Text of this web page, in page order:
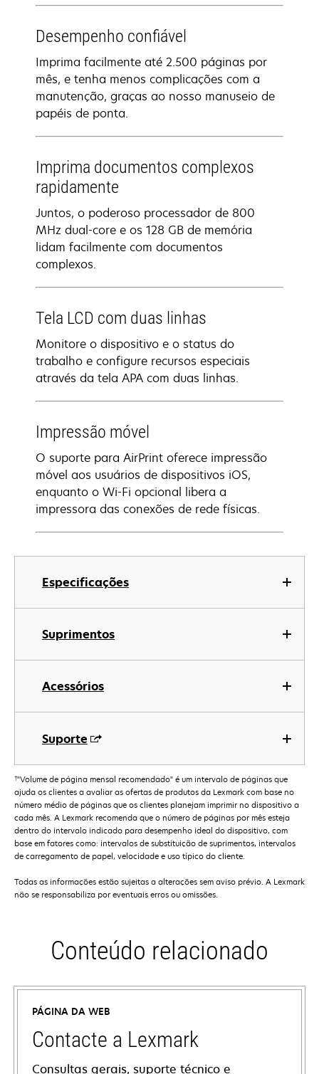
Especificações
Suprimentos
Acessórios
Suporte
Desempenho confiável
Imprima facilmente até 2.500 páginas por
mês, e tenha menos complicações com a
manutenção, graças ao nosso manuseio de
papéis de ponta.
Imprima documentos complexos
rapidamente
Juntos, o poderoso processador de 800
MHz dual-core e os 128 GB de memória
lidam facilmente com documentos
complexos.
Tela LCD com duas linhas
Monitore o dispositivo e o status do
trabalho e configure recursos especiais
através da tela APA com duas linhas.
Impressão móvel
O suporte para AirPrint oferece impressão
móvel aos usuários de dispositivos iOS,
enquanto o Wi-Fi opcional libera a
impressora das conexões de rede físicas.
†"Volume de página mensal recomendado" é um intervalo de páginas que
ajuda os clientes a avaliar as ofertas de produtos da Lexmark com base no
número médio de páginas que os clientes planejam imprimir no dispositivo a
cada mês. A Lexmark recomenda que o número de páginas por mês esteja
dentro do intervalo indicado para desempenho ideal do dispositivo, com
base em fatores como: intervalos de substituição de suprimentos, intervalos
de carregamento de papel, velocidade e uso típico do cliente.
Todas as informações estão sujeitas a alterações sem aviso prévio. A Lexmark
não se responsabiliza por eventuais erros ou omissões.
Conteúdo relacionado
PÁGINA DA WEB
Contacte a Lexmark
Consultas gerais, suporte técnico e